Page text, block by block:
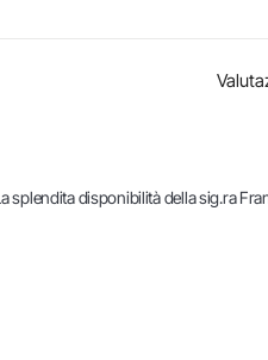
disponibilità della sig.ra